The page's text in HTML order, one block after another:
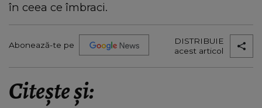
în ceea ce îmbraci.
Abonează-te pe
DISTRIBUIE
acest articol
Citește și: